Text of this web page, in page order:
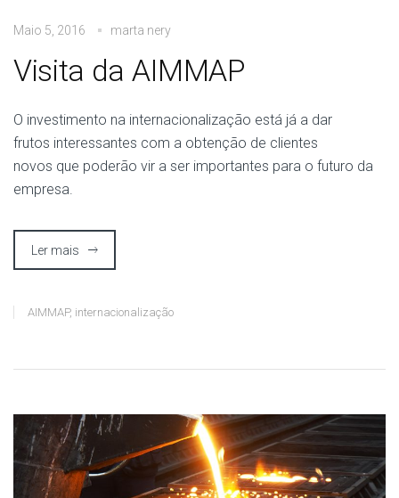
Maio 5, 2016 marta nery
Visita da AIMMAP
O investimento na internacionalização está já a dar
frutos interessantes com a obtenção de clientes
novos que poderão vir a ser importantes para o futuro da
empresa.
Ler mais
AIMMAP, internacionalização